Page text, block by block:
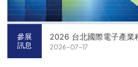
參展
訊息
2026 台北國際電子產業
2026-07-17